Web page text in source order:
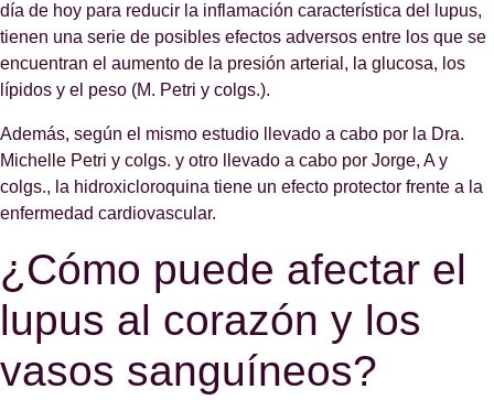
día de hoy para reducir la inflamación característica del lupus,
tienen una serie de posibles efectos adversos entre los que se
encuentran el aumento de la presión arterial, la glucosa, los
lípidos y el peso (M. Petri y colgs.).
Además, según el mismo estudio llevado a cabo por la Dra.
Michelle Petri y colgs. y otro llevado a cabo por Jorge, A y
colgs., la hidroxicloroquina tiene un efecto protector frente a la
enfermedad cardiovascular.
¿Cómo puede afectar el
lupus al corazón y los
vasos sanguíneos?